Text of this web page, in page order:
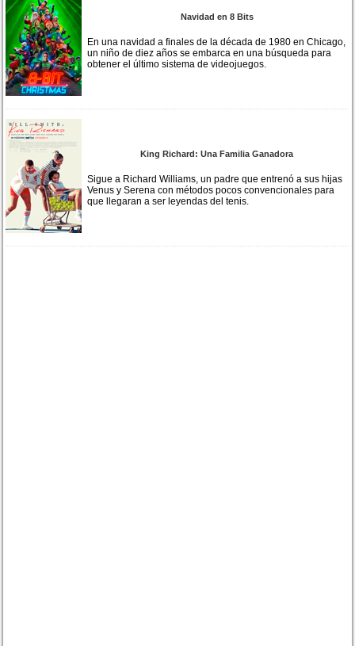
Navidad en 8 Bits
En una navidad a finales de la década de 1980 en Chicago,
un niño de diez años se embarca en una búsqueda para
obtener el último sistema de videojuegos.
King Richard: Una Familia Ganadora
Sigue a Richard Williams, un padre que entrenó a sus hijas
Venus y Serena con métodos pocos convencionales para
que llegaran a ser leyendas del tenis.